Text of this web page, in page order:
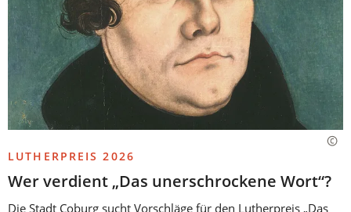
LUTHERPREIS 2026
Wer verdient „Das unerschrockene Wort“?
Die Stadt Coburg sucht Vorschläge für den Lutherpreis „Das